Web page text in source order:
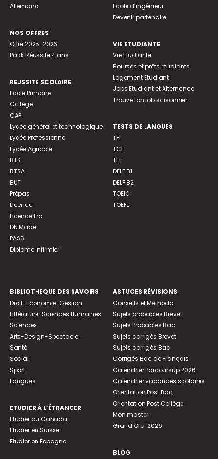
Allemand
NOS OFFRES
Offre 2025-2026
Pack Réussite 4 ans
REUSSITE SCOLAIRE
Ecole Primaire
Collège
CAP
Lycée général et technologique
Lycée Professionnel
Lycée Agricole
BTS
BTSA
BUT
Prépas
Licence
Licence Pro
DN Made
PASS
Diplome infirmier
Ecole d’ingénieur
Devenir partenaire
VIE ETUDIANTE
Vie Etudiante
Bourses et prêts étudiants
Logement Etudiant
Jobs Etudiant et Alternance
Trouve ton job saisonnier
TESTS DE LANGUES
TFI
TCF
TEF
DELF B1
DELF B2
TOEIC
TOEFL
BIBLIOTHEQUE DES SAVOIRS
Droit-Economie-Gestion
Littérature-Sciences Humaines
Sciences
Arts-Design-Spectacle
Santé
Social
Sport
Langues
ETUDIER À L’ÉTRANGER
Etudier au Canada
Etudier en Suisse
Etudier en Espagne
ASTUCES RÉVISIONS
Conseils et Méthodo
Sujets probables Brevet
Sujets Probables Bac
Sujets corrigés Brevet
Sujets corrigés Bac
Corrigés Bac de Français
Calendrier Parcoursup 2026
Calendrier vacances scolaires
Orientation Post Bac
Orientation Post Collège
Mon master
Grand Oral 2026
BLOG